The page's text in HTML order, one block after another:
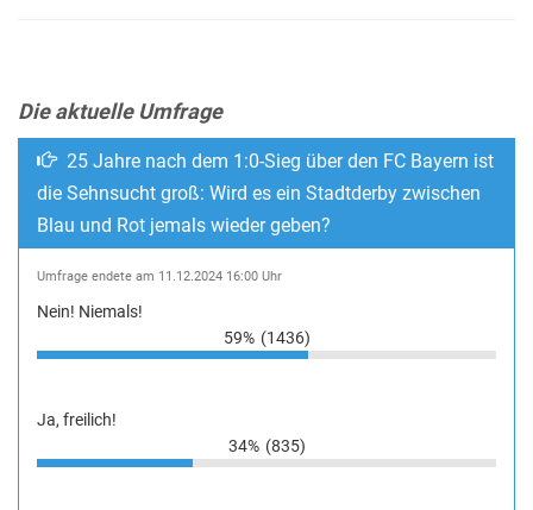
Die aktuelle Umfrage
25 Jahre nach dem 1:0-Sieg über den FC Bayern ist
die Sehnsucht groß: Wird es ein Stadtderby zwischen
Blau und Rot jemals wieder geben?
Umfrage endete am 11.12.2024 16:00 Uhr
Nein! Niemals!
59% (1436)
Ja, freilich!
34% (835)